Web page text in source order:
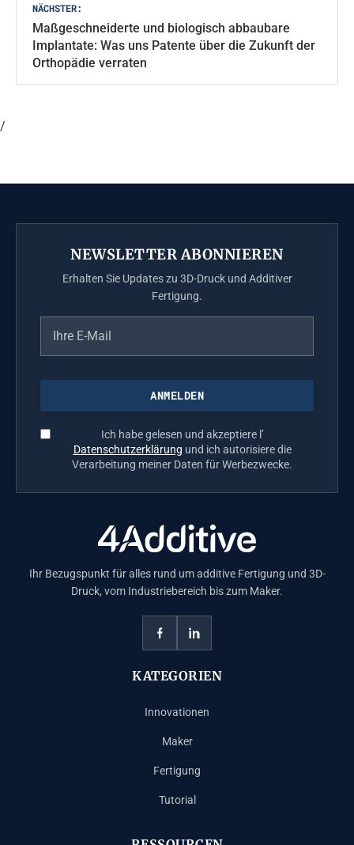
NÄCHSTER:
Maßgeschneiderte und biologisch abbaubare
Implantate: Was uns Patente über die Zukunft der
Orthopädie verraten
/
NEWSLETTER ABONNIEREN
Erhalten Sie Updates zu 3D-Druck und Additiver
Fertigung.
Ich habe gelesen und akzeptiere l’
Datenschutzerklärung und ich autorisiere die
Verarbeitung meiner Daten für Werbezwecke.
Ihr Bezugspunkt für alles rund um additive Fertigung und 3D-
Druck, vom Industriebereich bis zum Maker.
KATEGORIEN
Innovationen
Maker
Fertigung
Tutorial